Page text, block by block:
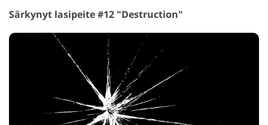
Särkynyt lasipeite #12 "Destruction"